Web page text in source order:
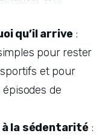
qu’il arrive :
pour rester
et pour
de
la sédentarité :